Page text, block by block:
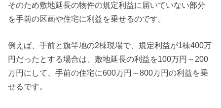
そのため敷地延長の物件の規定利益に届いていない部分
を手前の区画や住宅に利益を乗せるのです。
例えば、手前と旗竿地の2棟現場で、規定利益が1棟400万
円だったとする場合は、敷地延長の利益を100万円～200
万円にして、手前の住宅に600万円～800万円の利益を乗
せるです。